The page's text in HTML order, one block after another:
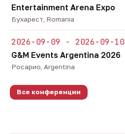
Entertainment Arena Expo
Бухарест, Romania
2026-09-09 - 2026-09-10
G&M Events Argentina 2026
Росарио, Argentina
Все конференции